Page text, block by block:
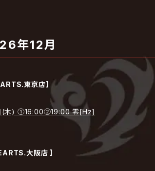
年12月
東京店】
(木) ①16:00②19:00 零[Hz]
大阪店】